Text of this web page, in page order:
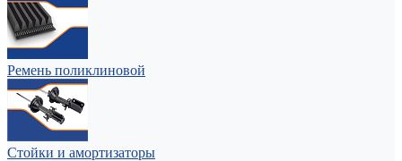
Ремень поликлиновой
Стойки и амортизаторы